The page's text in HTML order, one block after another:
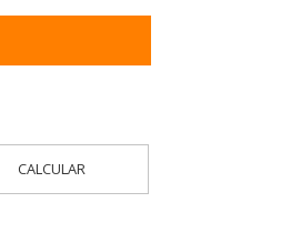
CALCULAR